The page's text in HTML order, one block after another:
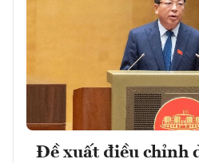
Đề xuất điều chỉnh